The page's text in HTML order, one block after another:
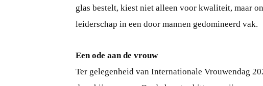
glas bestelt, kiest niet alleen voor kwaliteit, maar
leiderschap in een door mannen gedomineerd vak.
Een ode aan de vrouw
Ter gelegenheid van Internationale Vrouwendag